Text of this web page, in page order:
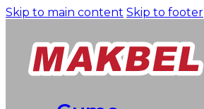
Skip to main content Skip to footer